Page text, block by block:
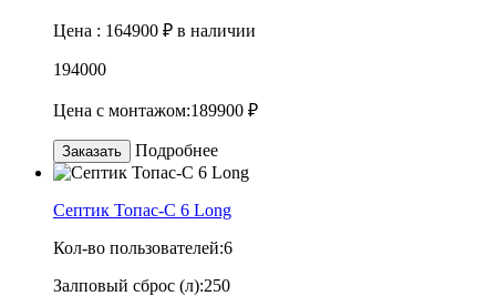
Цена : 164900 ₽ в наличии
194000
Цена с монтажом:189900 ₽
Заказать Подробнее
Септик Топас-C 6 Long
Кол-во пользователей:6
Залповый сброс (л):250